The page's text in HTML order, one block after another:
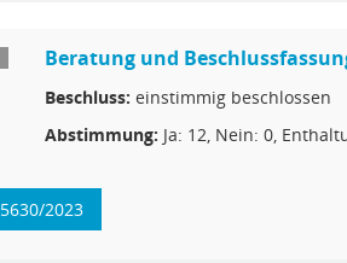
Beratung und
Beschluss: einstimmig beschlossen
Abstimmung: Ja: 12, Nein: 0,
5630/2023